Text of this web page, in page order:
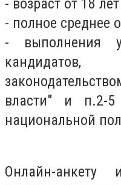
- полное среднее
- выполнения
кандидатов,
власти" и
национальной
Онлайн-анкету